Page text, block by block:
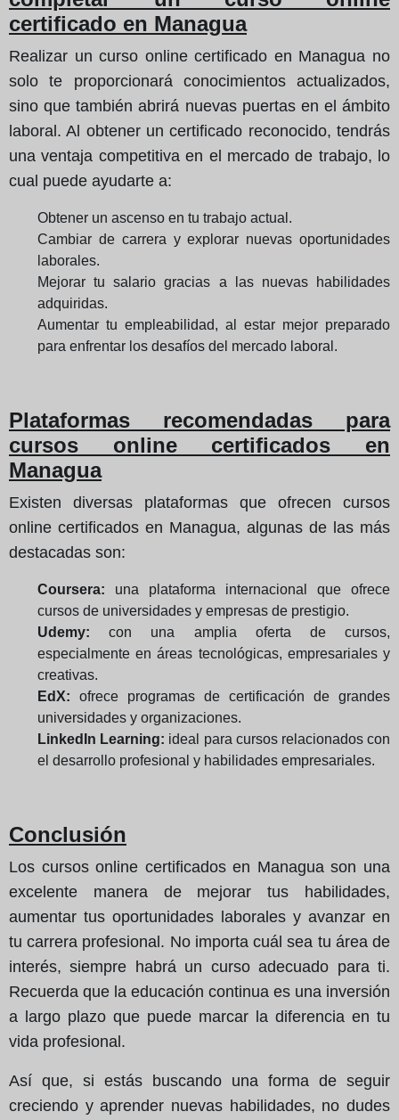
certificado en Managua
Realizar un curso online certificado en Managua no
solo te proporcionará conocimientos actualizados,
sino que también abrirá nuevas puertas en el ámbito
laboral. Al obtener un certificado reconocido, tendrás
una ventaja competitiva en el mercado de trabajo, lo
cual puede ayudarte a:
Obtener un ascenso en tu trabajo actual.
Cambiar de carrera y explorar nuevas oportunidades
laborales.
Mejorar tu salario gracias a las nuevas habilidades
adquiridas.
Aumentar tu empleabilidad, al estar mejor preparado
para enfrentar los desafíos del mercado laboral.
Plataformas recomendadas para
cursos online certificados en
Managua
Existen diversas plataformas que ofrecen cursos
online certificados en Managua, algunas de las más
destacadas son:
Coursera: una plataforma internacional que ofrece
cursos de universidades y empresas de prestigio.
Udemy: con una amplia oferta de cursos,
especialmente en áreas tecnológicas, empresariales y
creativas.
EdX: ofrece programas de certificación de grandes
universidades y organizaciones.
LinkedIn Learning: ideal para cursos relacionados con
el desarrollo profesional y habilidades empresariales.
Conclusión
Los cursos online certificados en Managua son una
excelente manera de mejorar tus habilidades,
aumentar tus oportunidades laborales y avanzar en
tu carrera profesional. No importa cuál sea tu área de
interés, siempre habrá un curso adecuado para ti.
Recuerda que la educación continua es una inversión
a largo plazo que puede marcar la diferencia en tu
vida profesional.
Así que, si estás buscando una forma de seguir
creciendo y aprender nuevas habilidades, no dudes